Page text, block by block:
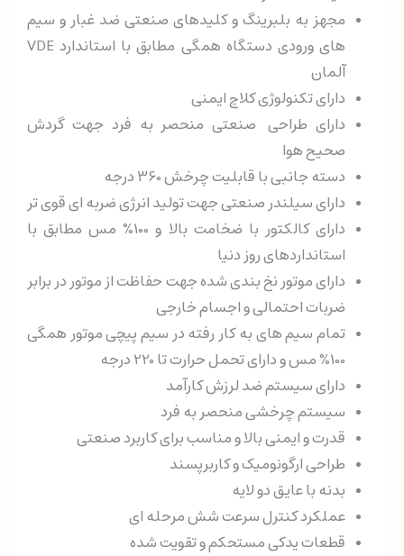
مجهز به بلبرینگ و کلیدهای صنعتی ضد غبار و سیم
های ورودی دستگاه همگی مطابق با استاندارد VDE
آلمان
دارای تکنولوژی کلاچ ایمنی
دارای طراحی صنعتی منحصر به فرد جهت گردش
صحیح هوا
دسته جانبی با قابلیت چرخش 360 درجه
دارای سیلندر صنعتی جهت تولید انرژی ضربه ای قوی تر
دارای کالکتور با ضخامت بالا و 100% مس مطابق با
استانداردهای روز دنیا
دارای موتور نخ بندی شده جهت حفاظت از موتور در برابر
ضربات احتمالی و اجسام خارجی
تمام سیم های به کار رفته در سیم پیچی موتور همگی
100% مس و دارای تحمل حرارت تا 220 درجه
دارای سیستم ضد لرزش کارآمد
سیستم چرخشی منحصر به فرد
قدرت و ایمنی بالا و مناسب برای کاربرد صنعتی
طراحی ارگونومیک و کاربرپسند
بدنه با عایق دو لایه
عملکرد کنترل سرعت شش مرحله ای
قطعات یدکی مستحکم و تقویت شده